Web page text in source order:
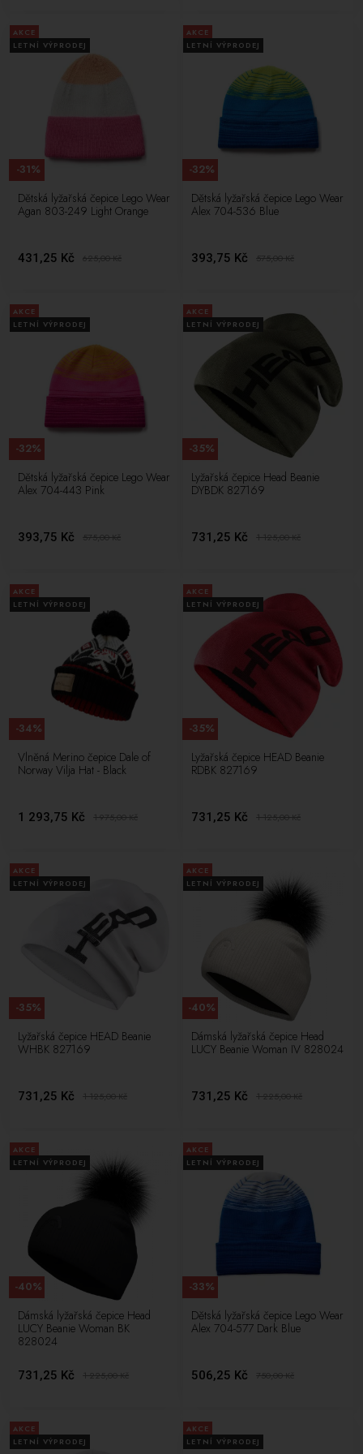
AKCE
LETNÍ VÝPRODEJ
Dětská lyžařská čepice Lego Wear
Agan 803-249 Light Orange
431,25 Kč 625,00Kč
-31%
AKCE
LETNÍ VÝPRODEJ
Dětská lyžařská čepice Lego Wear
Alex 704-536 Blue
393,75 Kč 575,00Kč
-32%
AKCE
LETNÍ VÝPRODEJ
Dětská lyžařská čepice Lego Wear
Alex 704-443 Pink
393,75 Kč 575,00Kč
-32%
AKCE
LETNÍ VÝPRODEJ
Lyžařská čepice Head Beanie
DYBDK 827169
731,25 Kč 1 125,00Kč
-35%
AKCE
LETNÍ VÝPRODEJ
Vlněná Merino čepice Dale of
Norway Vilja Hat - Black
1 293,75 Kč 1 975,00Kč
-34%
AKCE
LETNÍ VÝPRODEJ
Lyžařská čepice HEAD Beanie
RDBK 827169
731,25 Kč 1 125,00Kč
-35%
AKCE
LETNÍ VÝPRODEJ
Lyžařská čepice HEAD Beanie
WHBK 827169
731,25 Kč 1 125,00Kč
-35%
AKCE
LETNÍ VÝPRODEJ
Dámská lyžařská čepice Head
LUCY Beanie Woman IV 828024
731,25 Kč 1 225,00Kč
-40%
AKCE
LETNÍ VÝPRODEJ
Dámská lyžařská čepice Head
LUCY Beanie Woman BK
828024
731,25 Kč 1 225,00Kč
-40%
AKCE
LETNÍ VÝPRODEJ
Dětská lyžařská čepice Lego Wear
Alex 704-577 Dark Blue
506,25 Kč 750,00Kč
-33%
AKCE
LETNÍ VÝPRODEJ
AKCE
LETNÍ VÝPRODEJ